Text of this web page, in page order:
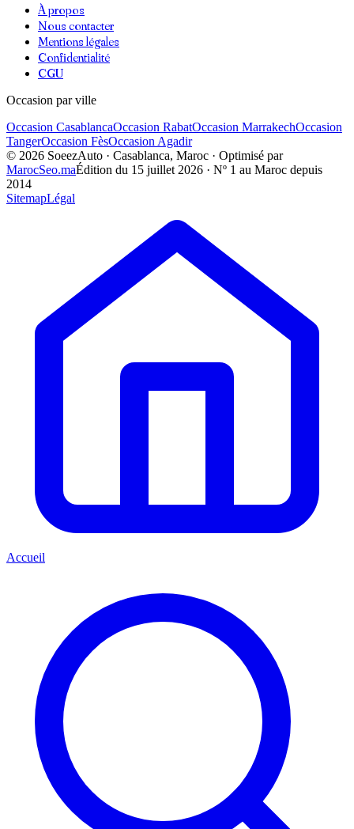
À propos
Nous contacter
Mentions légales
Confidentialité
CGU
Occasion par ville
Occasion CasablancaOccasion RabatOccasion MarrakechOccasion
TangerOccasion FèsOccasion Agadir
© 2026 SoeezAuto · Casablanca, Maroc · Optimisé par
MarocSeo.maÉdition du 15 juillet 2026 · Nº 1 au Maroc depuis
2014
SitemapLégal
Accueil